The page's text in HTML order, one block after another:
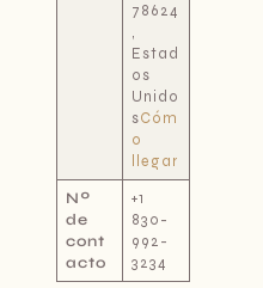
78624
,
Estad
os
Unido
sCóm
o
llegar
Nº
de
cont
acto
+1
830-
992-
3234